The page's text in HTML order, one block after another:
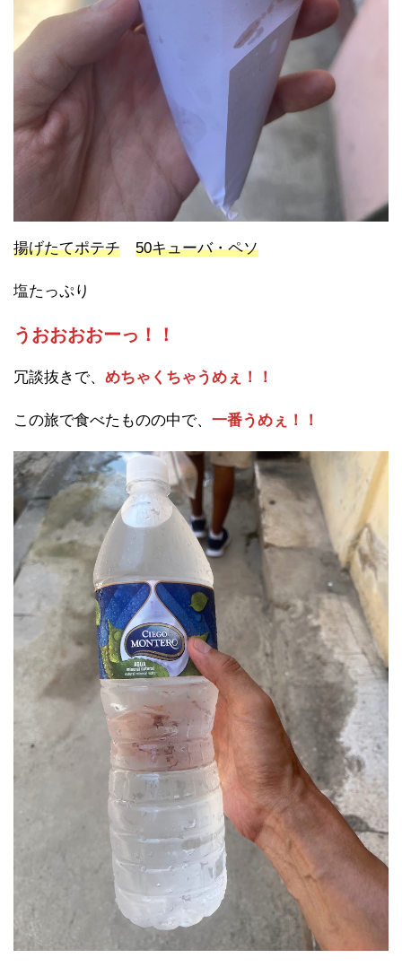
揚げたてポテチ 50キューバ・ペソ
塩たっぷり
うおおおおーっ！！
冗談抜きで、 めちゃくちゃうめぇ！！
この旅で食べたものの中で、 一番うめぇ！！